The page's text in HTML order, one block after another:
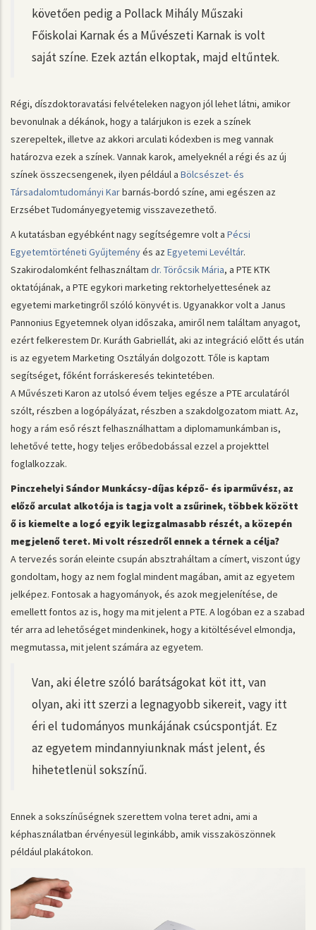
követően pedig a Pollack Mihály Műszaki
Főiskolai Karnak és a Művészeti Karnak is volt
saját színe. Ezek aztán elkoptak, majd eltűntek.
Régi, díszdoktoravatási felvételeken nagyon jól lehet látni, amikor
bevonulnak a dékánok, hogy a talárjukon is ezek a színek
szerepeltek, illetve az akkori arculati kódexben is meg vannak
határozva ezek a színek. Vannak karok, amelyeknél a régi és az új
színek összecsengenek, ilyen például a Bölcsészet- és
Társadalomtudományi Karbarnás-bordó színe, ami egészen az
Erzsébet Tudományegyetemig visszavezethető.
A kutatásban egyébként nagy segítségemre volt a Pécsi
Egyetemtörténeti Gyűjteményés az Egyetemi Levéltár.
Szakirodalomként felhasználtam dr. Törőcsik Mária, a PTE KTK
oktatójának, a PTE egykori marketing rektorhelyettesének az
egyetemi marketingről szóló könyvét is. Ugyanakkor volt a Janus
Pannonius Egyetemnek olyan időszaka, amiről nem találtam anyagot,
ezért felkerestem Dr. Kuráth Gabriellát, aki az integráció előtt és után
is az egyetem Marketing Osztályán dolgozott. Tőle is kaptam
segítséget, főként forráskeresés tekintetében.
A Művészeti Karon az utolsó évem teljes egésze a PTE arculatáról
szólt, részben a logópályázat, részben a szakdolgozatom miatt. Az,
hogy a rám eső részt felhasználhattam a diplomamunkámban is,
lehetővé tette, hogy teljes erőbedobással ezzel a projekttel
foglalkozzak.
Pinczehelyi Sándor Munkácsy-díjas képző- és iparművész, az
előző arculat alkotója is tagja volt a zsűrinek, többek között
ő is kiemelte a logó egyik legizgalmasabb részét, a közepén
megjelenő teret. Mi volt részedről ennek a térnek a célja?
A tervezés során eleinte csupán absztraháltam a címert, viszont úgy
gondoltam, hogy az nem foglal mindent magában, amit az egyetem
jelképez. Fontosak a hagyományok, és azok megjelenítése, de
emellett fontos az is, hogy ma mit jelent a PTE. A logóban ez a szabad
tér arra ad lehetőséget mindenkinek, hogy a kitöltésével elmondja,
megmutassa, mit jelent számára az egyetem.
Van, aki életre szóló barátságokat köt itt, van
olyan, aki itt szerzi a legnagyobb sikereit, vagy itt
éri el tudományos munkájának csúcspontját. Ez
az egyetem mindannyiunknak mást jelent, és
hihetetlenül sokszínű.
Ennek a sokszínűségnek szerettem volna teret adni, ami a
képhasználatban érvényesül leginkább, amik visszaköszönnek
például plakátokon.